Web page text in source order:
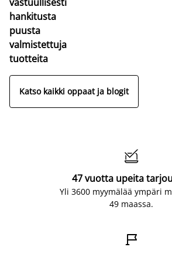
hankitusta
puusta
valmistettuja
tuotteita
Katso kaikki oppaat ja blogit

47 vuotta upeita
Yli 3600 myymälää ympäri
49 maassa.
